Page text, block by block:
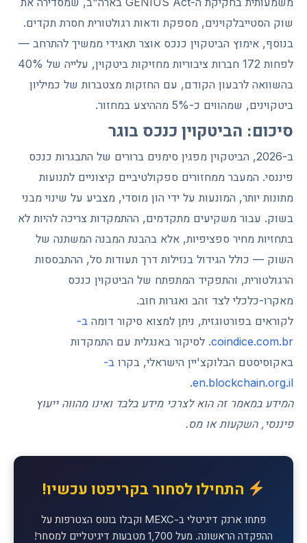
שוק הסטייבלקוינים, מספקת ודאות רגולטורית חסרת תקדים.
בנוסף, אימוץ הביטקוין כנכס אוצר תאגידי ממשיך להתרחב —
לפחות 172 חברות ציבוריות מחזיקות ביטקוין, עלייה של 40%
בהשוואה לרבעון הקודם, עם החזקות מצטברות של כמיליון
ביטקוינים, שמהווים כ-5% מההיצע במחזור.
סיכום: הביטקוין כנכס בוגר
ב-2026, הביטקוין מפגין סימנים ברורים של התבגרות כנכס
פיננסי. המעבר ממחזורים ספקולטיביים קיצוניים לתנועות
מתונות יותר, המונעות על ידי הון מוסדי, מצביע על שינוי מבני
בשוק. עבור משקיעים מתקדמים, ההתמקדות צריכה להיות לא
בתחזיות מחיר ספציפיות, אלא בהבנת המבנה המשתנה של
השוק — כולל הגידול בנזילות דרך תעודות סל, ההתבססות
הרגולטורית, והתפקיד המתפתח של הביטקוין כנכס
מאקרו-כלכלי לצד זהב ואגרות חוב.
לקוראים בפורטוגזית, ניתן למצוא סיקור דומה ב-
coindice.com.br. לסיקור באנגלית עם התמקדות
באקוסיסטם הבלוקצ'יין הישראלי, בקרו ב-
en.blockchain.org.il
.
המידע במאמר זה הוא לצרכי מידע בלבד ואינו מהווה ייעוץ
פיננסי, השקעות או מס.
התחילו לסחור בקריפטו עכשיו!
פתחו ארנק דיגיטלי ב-MEXC וקבלו בונוס הצטרפות על
ההפקדה הראשונה. מעל 1,700 מטבעות דיגיטליים למסחר!